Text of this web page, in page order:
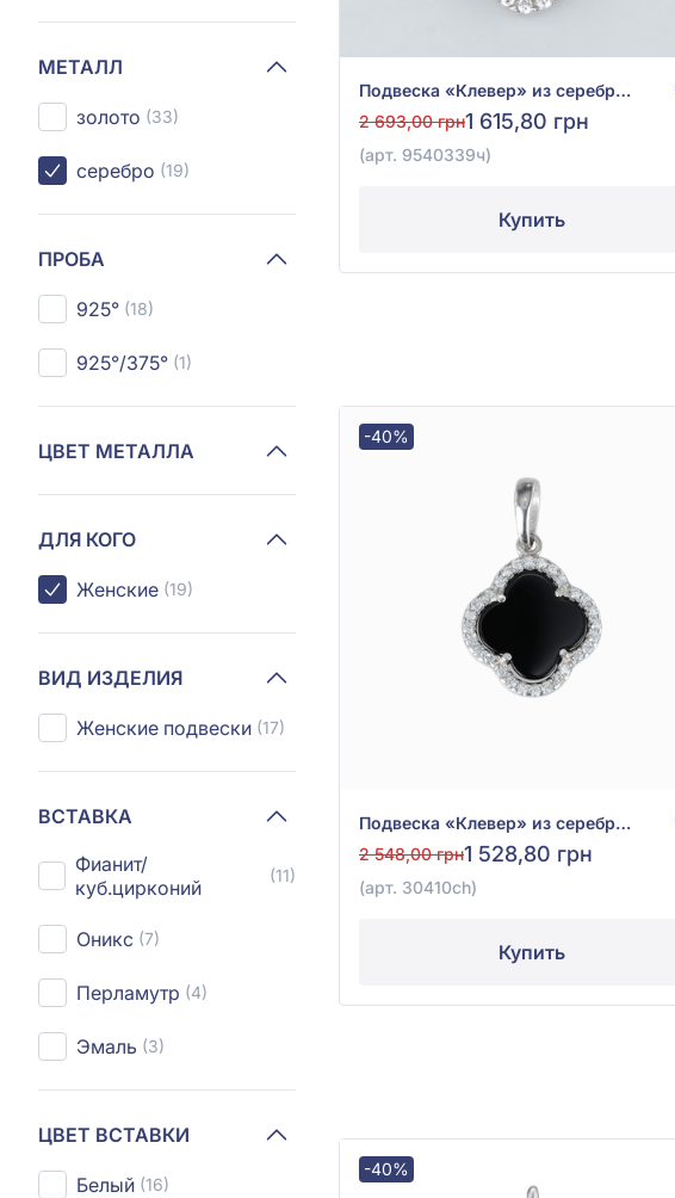
МЕТАЛЛ
золото (33)
серебро (19)
ПРОБА
925° (18)
925°/375° (1)
ЦВЕТ МЕТАЛЛА
ДЛЯ КОГО
Женские (19)
ВИД ИЗДЕЛИЯ
Женские подвески (17)
ВСТАВКА
Фианит/
куб.цирконий
(11)
Оникс (7)
Перламутр (4)
Эмаль (3)
ЦВЕТ ВСТАВКИ
Белый (16)
Подвеска «Клевер» из серебра 925° с фианитом/куб.цирконием и чёрным ониксом, арт. 9540339ч
2 693,00 грн1 615,80 грн
(арт. 9540339ч)
Купить
-40%
Подвеска «Клевер» из серебра 925° с фианитом, куб. цирконием и черной эмалью, арт. 30410ch
2 548,00 грн1 528,80 грн
(арт. 30410ch)
Купить
-40%